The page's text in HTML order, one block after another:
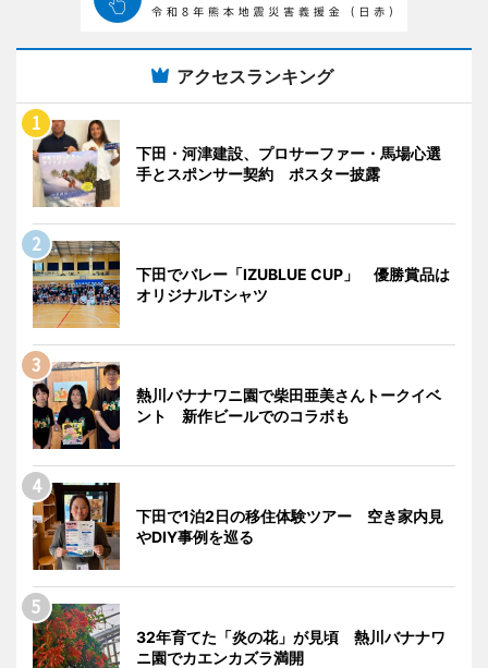
アクセスランキング
下田・河津建設、プロサーファー・馬場心選
手とスポンサー契約 ポスター披露
下田でバレー「IZUBLUE CUP」 優勝賞品は
オリジナルTシャツ
熱川バナナワニ園で柴田亜美さんトークイベ
ント 新作ビールでのコラボも
下田で1泊2日の移住体験ツアー 空き家内見
やDIY事例を巡る
32年育てた「炎の花」が見頃 熱川バナナワ
ニ園でカエンカズラ満開